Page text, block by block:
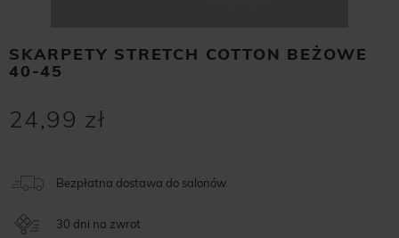
SKARPETY STRETCH COTTON BEŻOWE
40-45
24,99 zł
Bezpłatna dostawa do salonów
30 dni na zwrot